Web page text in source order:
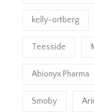
kelly-ortberg
Teesside
Abionyx Pharma
Smoby